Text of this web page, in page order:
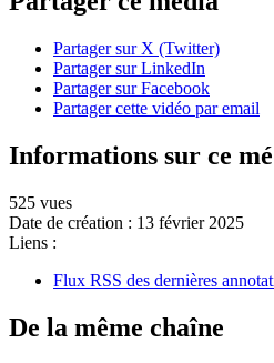
Partager sur X (Twitter)
Partager sur LinkedIn
Partager sur Facebook
Partager cette vidéo par email
Informations sur ce
525 vues
Date de création : 13 février 2025
Liens :
Flux RSS des dernières
De la même chaîne